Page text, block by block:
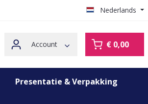
Nederlands
Account € 0,00
Presentatie & Verpakking